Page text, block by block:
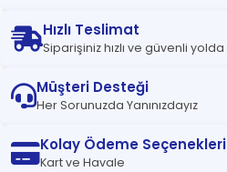
Hızlı Teslimat
Siparişiniz hızlı ve güvenli yolda
Müşteri Desteği
Her Sorunuzda Yanınızdayız
Kolay Ödeme Seçenekleri
Kart ve Havale